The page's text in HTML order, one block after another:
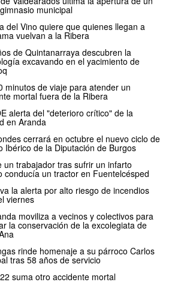
municipal
del Vino quiere que quienes llegan a
vuelvan a la Ribera
de Quintanarraya descubren la
excavando en el yacimiento de
minutos de viaje para atender un
mortal fuera de la Ribera
alerta del "deterioro crítico" de la
en Aranda
cerrará en octubre el nuevo ciclo de
Ibérico de la Diputación de Burgos
un trabajador tras sufrir un infarto
conducía un tractor en Fuentelcésped
la alerta por alto riesgo de incendios
viernes
moviliza a vecinos y colectivos para
la conservación de la excolegiata de
rinde homenaje a su párroco Carlos
tras 58 años de servicio
suma otro accidente mortal